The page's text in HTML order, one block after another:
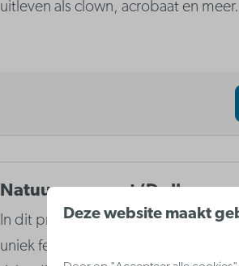
uitleven als clown, acrobaat en meer.
Natuurreservaat ‘De
In dit prachtige natuurgebied
uniek fenomeen. De Ijzer is de enige
Deze website maakt